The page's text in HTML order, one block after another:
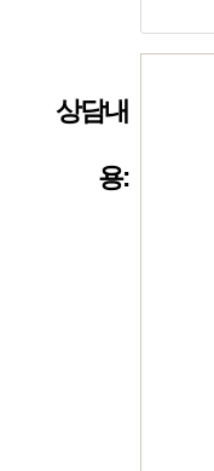
상담내
용: